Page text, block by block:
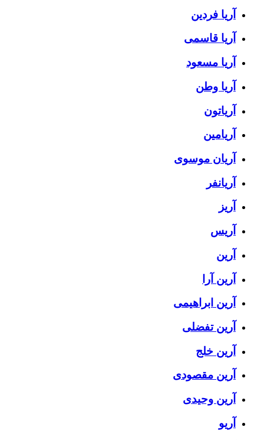
آریا فردین
آریا قاسمی
آریا مسعود
آریا وطن
آریاتون
آریامین
آریان موسوی
آریانفر
آریز
آریس
آرین
آرین آرا
آرین ابراهیمی
آرین تفضلی
آرین خلج
آرین مقصودی
آرین وحیدی
آریو